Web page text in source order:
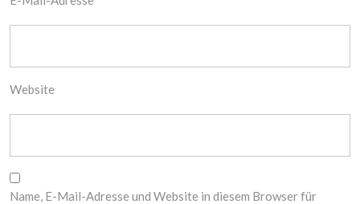
Website
Name, E-Mail-Adresse und Website in diesem Browser für